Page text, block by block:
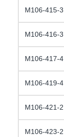
M106-415-3
M106-416-3
M106-417-4
M106-419-4
M106-421-2
M106-423-2